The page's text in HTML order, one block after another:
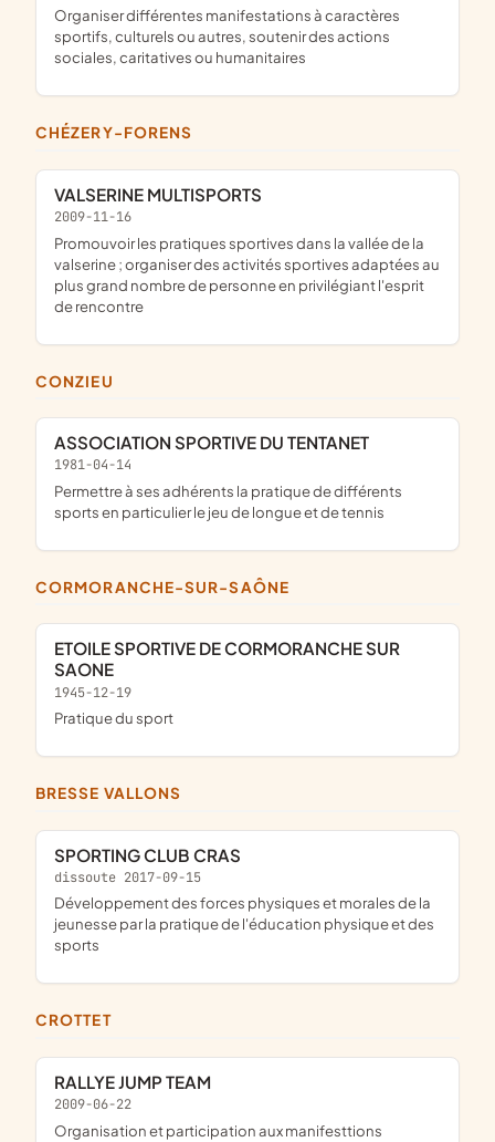
organiser différentes manifestations à caractères
sportifs, culturels ou autres, soutenir des actions
sociales, caritatives ou humanitaires
CHÉZERY-FORENS
VALSERINE MULTISPORTS
2009-11-16
promouvoir les pratiques sportives dans la vallée de la
valserine ; organiser des activités sportives adaptées au
plus grand nombre de personne en privilégiant l'esprit
de rencontre
CONZIEU
ASSOCIATION SPORTIVE DU TENTANET
1981-04-14
permettre à ses adhérents la pratique de différents
sports en particulier le jeu de longue et de tennis
CORMORANCHE-SUR-SAÔNE
ETOILE SPORTIVE DE CORMORANCHE SUR
SAONE
1945-12-19
pratique du sport
BRESSE VALLONS
SPORTING CLUB CRAS
dissoute 2017-09-15
développement des forces physiques et morales de la
jeunesse par la pratique de l'éducation physique et des
sports
CROTTET
RALLYE JUMP TEAM
2009-06-22
organisation et participation aux manifesttions